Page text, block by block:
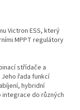
Victron ESS, který
MPPT regulátory
střídače a
řada funkcí
hybridní
do různých